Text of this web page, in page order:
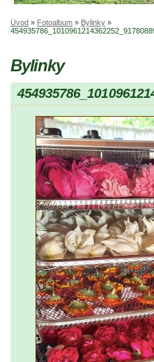
Úvod » Fotoalbum » Bylinky »
Bylinky